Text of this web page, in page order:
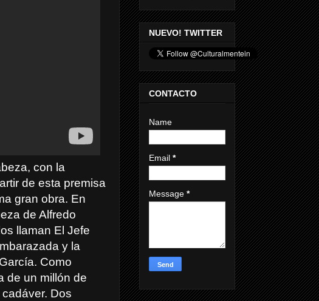
con la
de esta premisa
gran obra. En
de Alfredo
llaman El Jefe
y la
Como
de un millón de
Dos
NUEVO! TWITTER
CONTACTO
Name
Email *
Message *